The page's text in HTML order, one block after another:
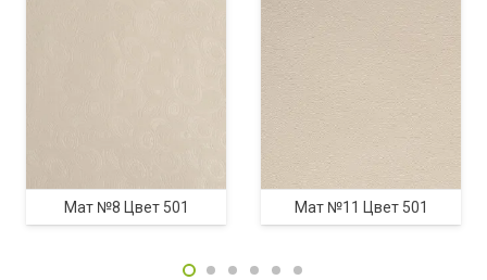
Мат №8 Цвет 501 Мат №11 Цвет 501